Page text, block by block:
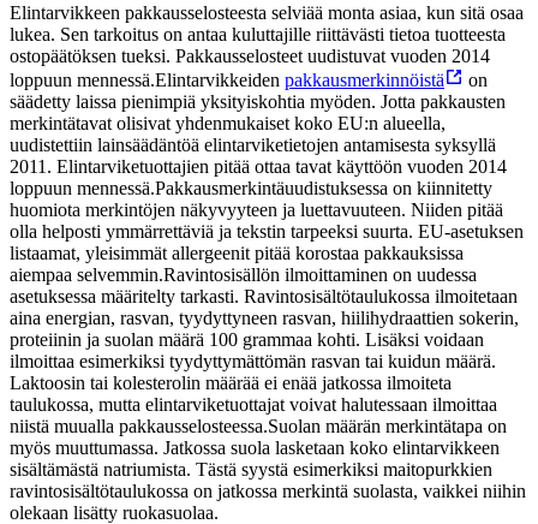
Elintarvikkeen pakkausselosteesta selviää monta asiaa, kun sitä osaa
lukea. Sen tarkoitus on antaa kuluttajille riittävästi tietoa tuotteesta
ostopäätöksen tueksi. Pakkausselosteet uudistuvat vuoden 2014
loppuun mennessä.Elintarvikkeiden pakkausmerkinnöistä
on
säädetty laissa pienimpiä yksityiskohtia myöden. Jotta pakkausten
merkintätavat olisivat yhdenmukaiset koko EU:n alueella,
uudistettiin lainsäädäntöä elintarviketietojen antamisesta syksyllä
2011. Elintarviketuottajien pitää ottaa tavat käyttöön vuoden 2014
loppuun mennessä.Pakkausmerkintäuudistuksessa on kiinnitetty
huomiota merkintöjen näkyvyyteen ja luettavuuteen. Niiden pitää
olla helposti ymmärrettäviä ja tekstin tarpeeksi suurta. EU-asetuksen
listaamat, yleisimmät allergeenit pitää korostaa pakkauksissa
aiempaa selvemmin.Ravintosisällön ilmoittaminen on uudessa
asetuksessa määritelty tarkasti. Ravintosisältötaulukossa ilmoitetaan
aina energian, rasvan, tyydyttyneen rasvan, hiilihydraattien sokerin,
proteiinin ja suolan määrä 100 grammaa kohti. Lisäksi voidaan
ilmoittaa esimerkiksi tyydyttymättömän rasvan tai kuidun määrä.
Laktoosin tai kolesterolin määrää ei enää jatkossa ilmoiteta
taulukossa, mutta elintarviketuottajat voivat halutessaan ilmoittaa
niistä muualla pakkausselosteessa.Suolan määrän merkintätapa on
myös muuttumassa. Jatkossa suola lasketaan koko elintarvikkeen
sisältämästä natriumista. Tästä syystä esimerkiksi maitopurkkien
ravintosisältötaulukossa on jatkossa merkintä suolasta, vaikkei niihin
olekaan lisätty ruokasuolaa.